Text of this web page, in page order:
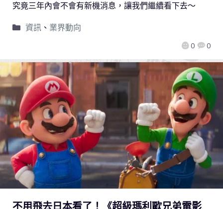
0 0
究竟三年內會不會有新機消息，讓我們繼續看下去～
資訊、 業界動向
不用飛去日本看了！《超級瑪利歐兄弟電影